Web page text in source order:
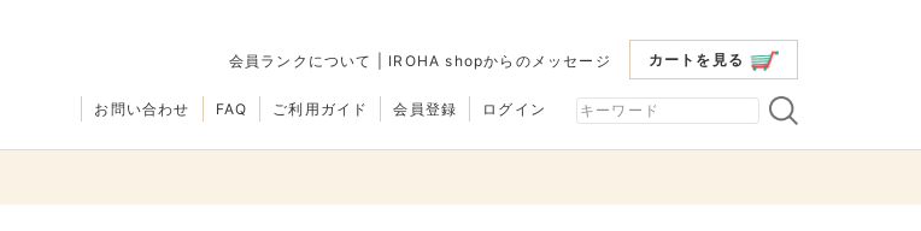
カートを見る
会員ランクについて IROHA shopからのメッセージ
会員登録 ログイン
ご利用ガイド
FAQ
お問い合わせ